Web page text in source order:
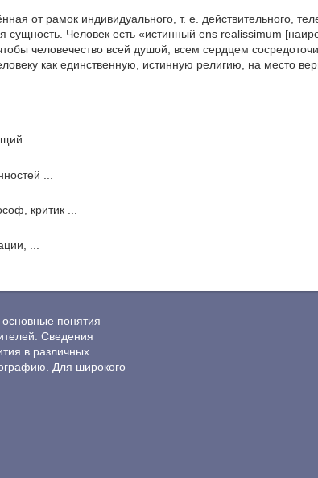
от рамок индивидуального, т. е. действительного,
сущность. Человек есть «истинный ens realissimum
человечество всей душой, всем сердцем
как единственную, истинную религию, на место
...
...
критик ...
...
понятия
Сведения
в различных
Для широкого